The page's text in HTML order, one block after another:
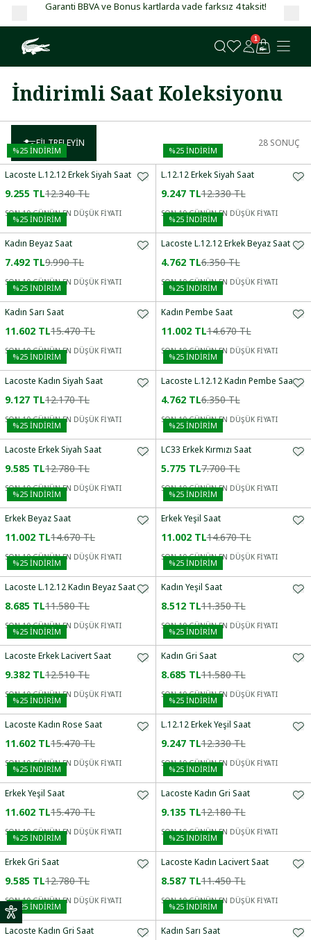
Garanti BBVA ve Bonus kartlarda vade farksız 4 taksit!
1
İndirimli Saat Koleksiyonu
FILTRELEYIN 28 SONUÇ
%25 İNDİRİM
Lacoste L.12.12 Erkek Siyah Saat
9.255 TL12.340 TL
SON 10 GÜNÜN EN DÜŞÜK FİYATI
%25İNDİRİM
L.12.12 Erkek Siyah Saat
9.247 TL12.330 TL
SON 10 GÜNÜN EN DÜŞÜK FİYATI
%25 İNDİRİM
Kadın Beyaz Saat
7.492 TL9.990 TL
SON 10 GÜNÜN EN DÜŞÜK FİYATI
%25İNDİRİM
Lacoste L.12.12 Erkek Beyaz Saat
4.762 TL6.350 TL
SON 10 GÜNÜN EN DÜŞÜK FİYATI
%25 İNDİRİM
Kadın Sarı Saat
11.602 TL15.470 TL
SON 10 GÜNÜN EN DÜŞÜK FİYATI
%25İNDİRİM
Kadın Pembe Saat
11.002 TL14.670 TL
SON 10 GÜNÜN EN DÜŞÜK FİYATI
%25 İNDİRİM
Lacoste Kadın Siyah Saat
9.127 TL12.170 TL
SON 10 GÜNÜN EN DÜŞÜK FİYATI
%25İNDİRİM
Lacoste L.12.12 Kadın Pembe Saat
4.762 TL6.350 TL
SON 10 GÜNÜN EN DÜŞÜK FİYATI
%25 İNDİRİM
Lacoste Erkek Siyah Saat
9.585 TL12.780 TL
SON 10 GÜNÜN EN DÜŞÜK FİYATI
%25İNDİRİM
LC33 Erkek Kırmızı Saat
5.775 TL7.700 TL
SON 10 GÜNÜN EN DÜŞÜK FİYATI
%25 İNDİRİM
Erkek Beyaz Saat
11.002 TL14.670 TL
SON 10 GÜNÜN EN DÜŞÜK FİYATI
%25İNDİRİM
Erkek Yeşil Saat
11.002 TL14.670 TL
SON 10 GÜNÜN EN DÜŞÜK FİYATI
%25 İNDİRİM
Lacoste L.12.12 Kadın Beyaz Saat
8.685 TL11.580 TL
SON 10 GÜNÜN EN DÜŞÜK FİYATI
%25İNDİRİM
Kadın Yeşil Saat
8.512 TL11.350 TL
SON 10 GÜNÜN EN DÜŞÜK FİYATI
%25 İNDİRİM
Lacoste Erkek Lacivert Saat
9.382 TL12.510 TL
SON 10 GÜNÜN EN DÜŞÜK FİYATI
%25İNDİRİM
Kadın Gri Saat
8.685 TL11.580 TL
SON 10 GÜNÜN EN DÜŞÜK FİYATI
%25 İNDİRİM
Lacoste Kadın Rose Saat
11.602 TL15.470 TL
SON 10 GÜNÜN EN DÜŞÜK FİYATI
%25İNDİRİM
L.12.12 Erkek Yeşil Saat
9.247 TL12.330 TL
SON 10 GÜNÜN EN DÜŞÜK FİYATI
%25 İNDİRİM
Erkek Yeşil Saat
11.602 TL15.470 TL
SON 10 GÜNÜN EN DÜŞÜK FİYATI
%25İNDİRİM
Lacoste Kadın Gri Saat
9.135 TL12.180 TL
SON 10 GÜNÜN EN DÜŞÜK FİYATI
%25 İNDİRİM
Erkek Gri Saat
9.585 TL12.780 TL
SON 10 GÜNÜN EN DÜŞÜK FİYATI
%25İNDİRİM
Lacoste Kadın Lacivert Saat
8.587 TL11.450 TL
SON 10 GÜNÜN EN DÜŞÜK FİYATI
% 25 İNDİRİM
Lacoste Kadın Gri Saat
%25İNDİRİM
Kadın Sarı Saat